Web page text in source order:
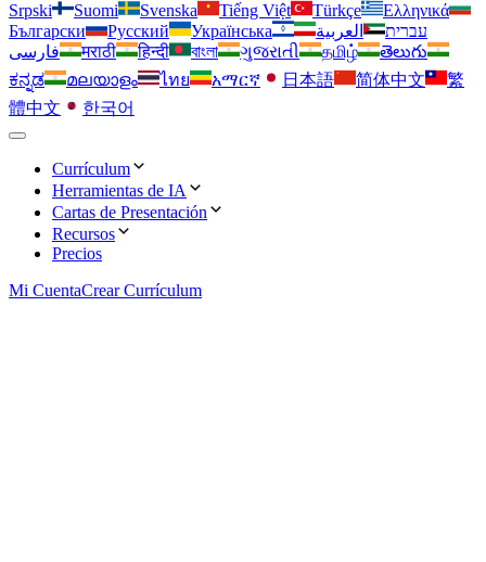
Srpski
Suomi Svenska Tiếng Việt Türkçe
Ελληνικά
Български
Русский Українська עברית
العربية
فارسی
मराठी हिन्दी বাংলা ગુજરાતી தமிழ்
తెలుగు
ಕನ್ನಡ
മലയാളം ไทย አማርኛ 日本語 简体中文
繁
體中文
한국어
Currículum
Simple
Plantillas limpias y directas que mantienen el enfoque en el
contenido
Herramientas de IA
Optimizador de Palabras Clave
reclutadores
Cartas de Presentación
Simple
Plantillas limpias y directas que mantienen el enfoque en el
Recursos
Precios
Mi CuentaCrear Currículum